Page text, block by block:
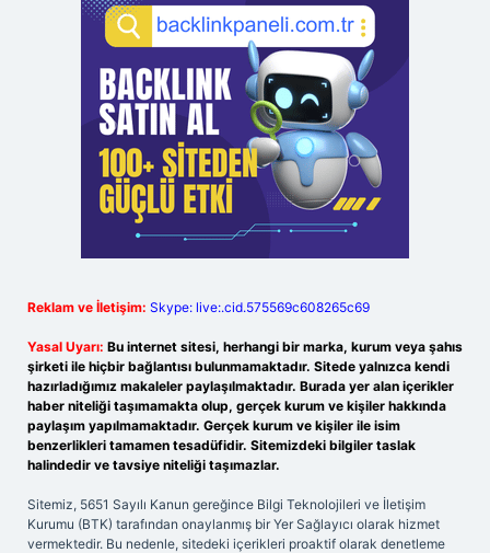
Reklam ve İletişim: Skype: live:.cid.575569c608265c69
Yasal Uyarı: Bu internet sitesi, herhangi bir marka, kurum veya şahıs
şirketi ile hiçbir bağlantısı bulunmamaktadır. Sitede yalnızca kendi
hazırladığımız makaleler paylaşılmaktadır. Burada yer alan içerikler
haber niteliği taşımamakta olup, gerçek kurum ve kişiler hakkında
paylaşım yapılmamaktadır. Gerçek kurum ve kişiler ile isim
benzerlikleri tamamen tesadüfidir. Sitemizdeki bilgiler taslak
halindedir ve tavsiye niteliği taşımazlar.
Sitemiz, 5651 Sayılı Kanun gereğince Bilgi Teknolojileri ve İletişim
Kurumu (BTK) tarafından onaylanmış bir Yer Sağlayıcı olarak hizmet
vermektedir. Bu nedenle, sitedeki içerikleri proaktif olarak denetleme